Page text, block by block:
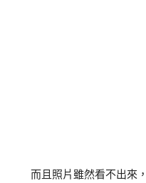
而且照片雖然看不出來，